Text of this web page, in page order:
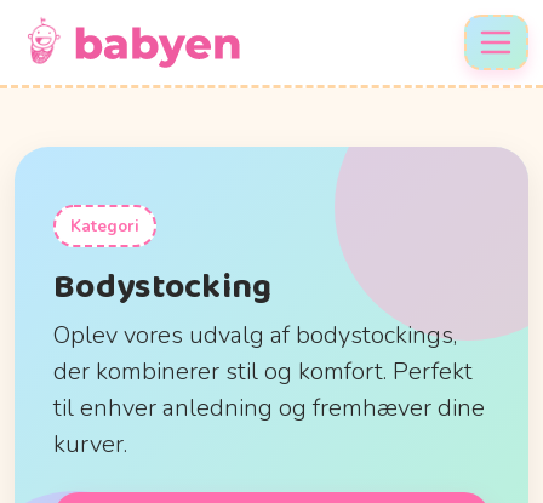
Kategori
Bodystocking
Oplev vores udvalg af bodystockings,
der kombinerer stil og komfort. Perfekt
til enhver anledning og fremhæver dine
kurver.